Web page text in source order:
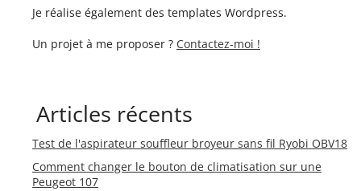
Je réalise également des templates Wordpress.
Un projet à me proposer ? Contactez-moi !
Articles récents
Test de l'aspirateur souffleur broyeur sans fil Ryobi OBV18
Comment changer le bouton de climatisation sur une
Peugeot 107